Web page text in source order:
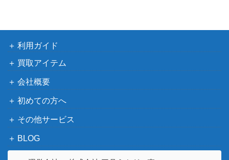
利用ガイド
買取アイテム
会社概要
初めての方へ
その他サービス
BLOG